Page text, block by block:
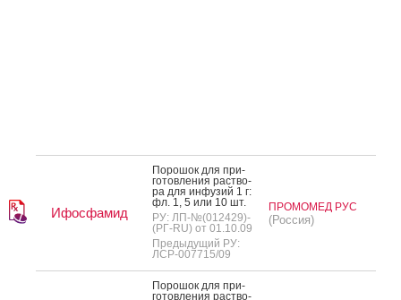
Ифосфамид
По­рошок для при­
готов­ле­ния рас­тво­
ра для ин­фу­зий 1 г:
фл. 1, 5 или 10 шт.
РУ: ЛП-№(012429)-
(РГ-RU) от 01.10.09
Предыдущий РУ:
ЛСР-007715/09
ПРОМОМЕД РУС
(Россия)
По­рошок для при­
готов­ле­ния рас­тво­